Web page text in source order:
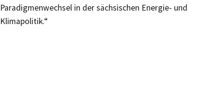
Paradigmenwechsel in der sächsischen Energie- und
Klimapolitik.“